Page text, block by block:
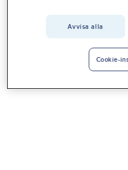
Avvisa alla
Cookie-